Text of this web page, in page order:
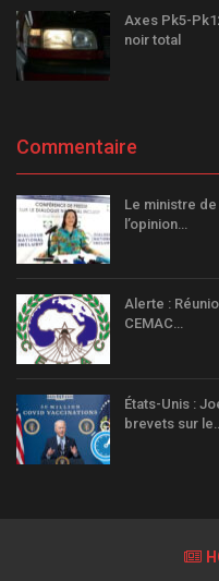
Axes Pk5-
noir total
Commentaire
Le ministre
l’opinion…
Alerte :
CEMAC…
États-Unis :
brevets sur